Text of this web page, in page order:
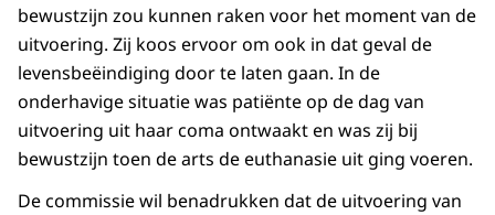
bewustzijn zou kunnen raken voor het moment van de
uitvoering. Zij koos ervoor om ook in dat geval de
levensbeëindiging door te laten gaan. In de
onderhavige situatie was patiënte op de dag van
uitvoering uit haar coma ontwaakt en was zij bij
bewustzijn toen de arts de euthanasie uit ging voeren.
De commissie wil benadrukken dat de uitvoering van